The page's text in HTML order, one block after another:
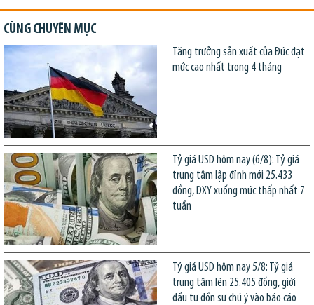
CÙNG CHUYÊN MỤC
Tăng trưởng sản xuất của Đức đạt
mức cao nhất trong 4 tháng
Tỷ giá USD hôm nay (6/8): Tỷ giá
trung tâm lập đỉnh mới 25.433
đồng, DXY xuống mức thấp nhất 7
tuần
Tỷ giá USD hôm nay 5/8: Tỷ giá
trung tâm lên 25.405 đồng, giới
đầu tư dồn sự chú ý vào báo cáo